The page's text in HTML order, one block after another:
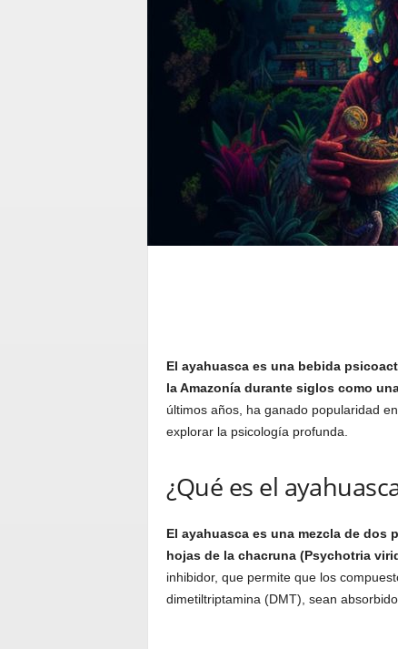
El ayahuasca es una bebida
la Amazonía durante siglos como
últimos años, ha ganado popularidad
explorar la psicología profunda.
¿Qué es el
El ayahuasca es una mezcla de
hojas de la chacruna (Psychotria
inhibidor, que permite que los
dimetiltriptamina (DMT), sean